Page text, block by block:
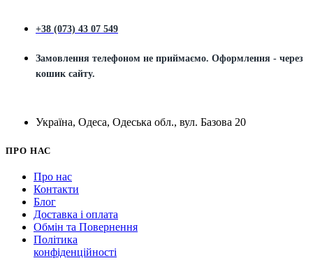
+38 (073) 43 07 549
Замовлення телефоном не приймаємо. Оформлення - через
кошик сайту.
Україна, Одеса, Одеська обл., вул. Базова 20
ПРО НАС
Про нас
Контакти
Блог
Доставка і оплата
Обмін та Повернення
Політика
конфіденційності